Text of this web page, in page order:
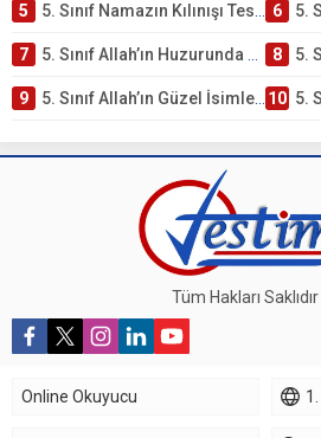
5 5. Sınıf Namazın Kılınışı Testi – Online Çöz 6 5.
7 5. Sınıf Allah’ın Huzurunda Olmak – Namaz İbadeti Testi 8 5.
9 5. Sınıf Allah’ın Güzel İsimleri Testi – Online Çöz 10 5.
Tüm Hakları
Online Okuyucu